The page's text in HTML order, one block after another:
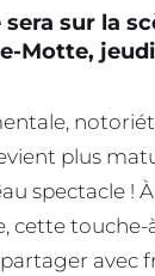
sera sur la
Motte,
plus
spectacle !
cette
avec